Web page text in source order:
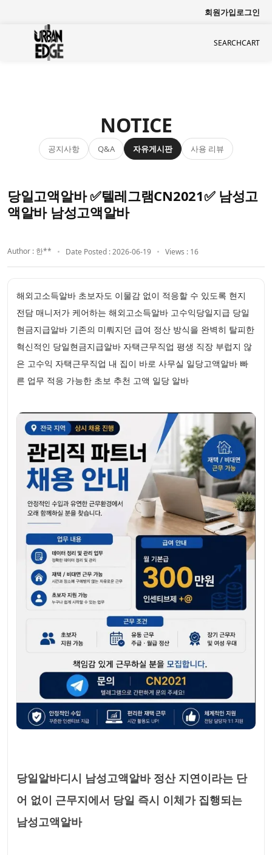
회원가입로그인
SEARCHCART
NOTICE
공지사항 Q&A 자유게시판 사용 리뷰
당일고액알바 ✅텔레그램CN2021✅ 남성고
액알바 남성고액알바
Author : 한** Date Posted : 2026-06-19 Views : 16
해외고소득알바 초보자도 이물감 없이 적응할 수 있도록 현지
전담 매니저가 케어하는 해외고소득알바 고수익당일지급 당일
현금지급알바 기존의 미뤄지던 급여 정산 방식을 완벽히 탈피한
혁신적인 당일현금지급알바 자택근무직업 평생 직장 부럽지 않
은 고수익 자택근무직업 내 집이 바로 사무실 일당고액알바 빠
른 업무 적응 가능한 초보 추천 고액 일당 알바
당일알바디시 남성고액알바 정산 지연이라는 단
어 없이 근무지에서 당일 즉시 이체가 집행되는
남성고액알바